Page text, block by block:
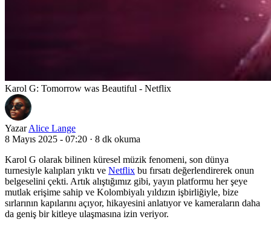
Karol G: Tomorrow was Beautiful - Netflix
Yazar Alice Lange
8 Mayıs 2025 - 07:20 · 8 dk okuma
Karol G olarak bilinen küresel müzik fenomeni, son dünya
turnesiyle kalıpları yıktı ve Netflix bu fırsatı değerlendirerek onun
belgeselini çekti. Artık alıştığımız gibi, yayın platformu her şeye
mutlak erişime sahip ve Kolombiyalı yıldızın işbirliğiyle, bize
sırlarının kapılarını açıyor, hikayesini anlatıyor ve kameraların daha
da geniş bir kitleye ulaşmasına izin veriyor.